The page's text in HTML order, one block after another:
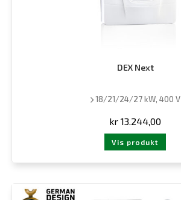
DEX Next
18/21/24/27 kW, 400 V
kr 13.244,00
Vis produkt